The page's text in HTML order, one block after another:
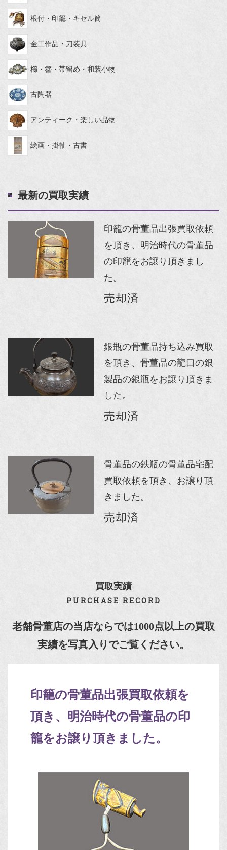
根付・印籠・キセル筒
金工作品・刀装具
櫛・簪・帯留め・和装小物
古陶器
アンティーク・楽しい品物
絵画・掛軸・古書
最新の買取実績
印籠の骨董品出張買取依頼
を頂き、明治時代の骨董品
の印籠をお譲り頂きまし
た。
売却済
銀瓶の骨董品持ち込み買取
を頂き、骨董品の龍口の銀
製品の銀瓶をお譲り頂きま
した。
売却済
骨董品の鉄瓶の骨董品宅配
買取依頼を頂き、お譲り頂
きました。
売却済
買取実績
PURCHASE RECORD
老舗骨董店の当店ならでは1000点以上の買取
実績を写真入りでご覧ください。
印籠の骨董品出張買取依頼を
頂き、明治時代の骨董品の印
籠をお譲り頂きました。